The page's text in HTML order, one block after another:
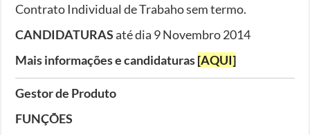
Contrato Individual de Trabaho sem termo.
CANDIDATURASaté dia 9 Novembro 2014
Mais informações e candidaturas[AQUI]
Gestor de Produto
FUNÇÕES